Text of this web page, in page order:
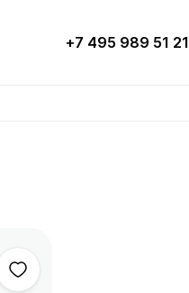
+7 495 989 51 21